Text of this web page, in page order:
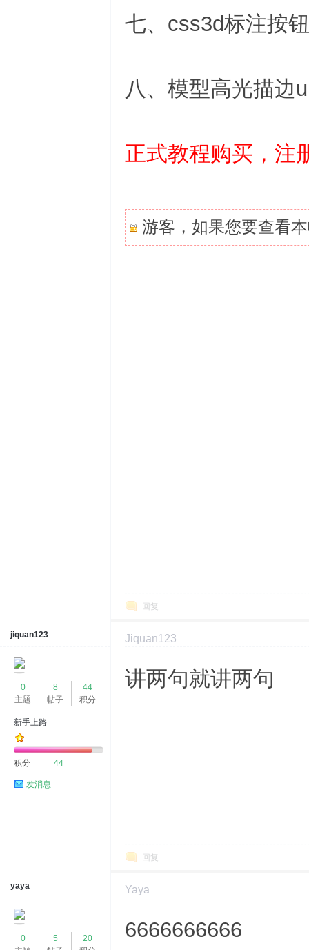
七、css3d标注按
八、模型高光描边
正式教程购买，注
游客，如果您要查看
回复
jiquan123
0
主题
8
帖子
44
积分
新手上路
积分 44
发消息
Jiquan123
讲两句就讲两句
回复
yaya
0
5
20
Yaya
6666666666